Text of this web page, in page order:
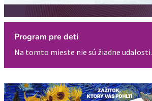
Program pre deti
Na tomto mieste nie sú žiadne udalosti.